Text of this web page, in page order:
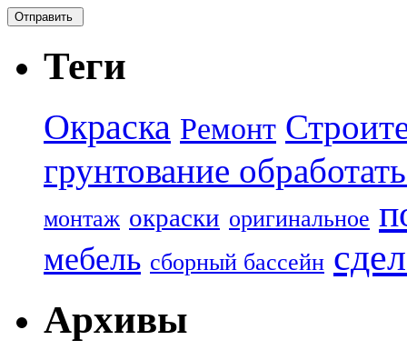
Теги
Окраска Ремонт
грунтование
монтаж окраски оригинальное
мебель сборный бассейн
Архивы